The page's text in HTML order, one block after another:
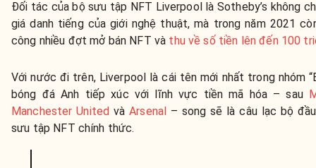
Đối tác của bộ sưu tập NFT Liverpool là Sotheby’s không
giá danh tiếng của giới nghệ thuật, mà trong năm 2021
công nhiều đợt mở bán NFT và thu về số tiền lên đến 100
Với nước đi trên, Liverpool là cái tên mới nhất trong nhóm
bóng đá Anh tiếp xúc với lĩnh vực tiền mã hóa – sau
Manchester United vàArsenal – song sẽ là câu lạc bộ
sưu tập NFT chính thức.